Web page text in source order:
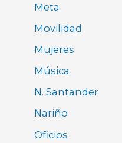
Meta
Movilidad
Mujeres
Música
N. Santander
Nariño
Oficios